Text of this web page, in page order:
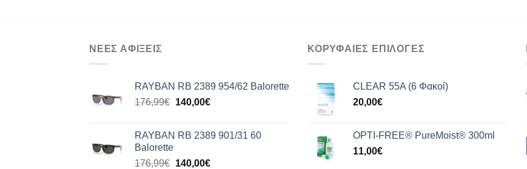
ΝΕΕΣ ΑΦΙΞΕΙΣ
RAYBAN RB 2389 954/62 Balorette
176,99€ Original
176,99€.
140,00€Η
είναι:
RAYBAN RB 2389 901/31 60
Balorette
176,99€ Original
140,00€Η
ΚΟΡΥΦΑΙΕΣ ΕΠΙΛΟΓΕΣ
CLEAR 55A (6 Φακοί)
20,00€
OPTI-FREE® PureMoist® 300ml
11,00€